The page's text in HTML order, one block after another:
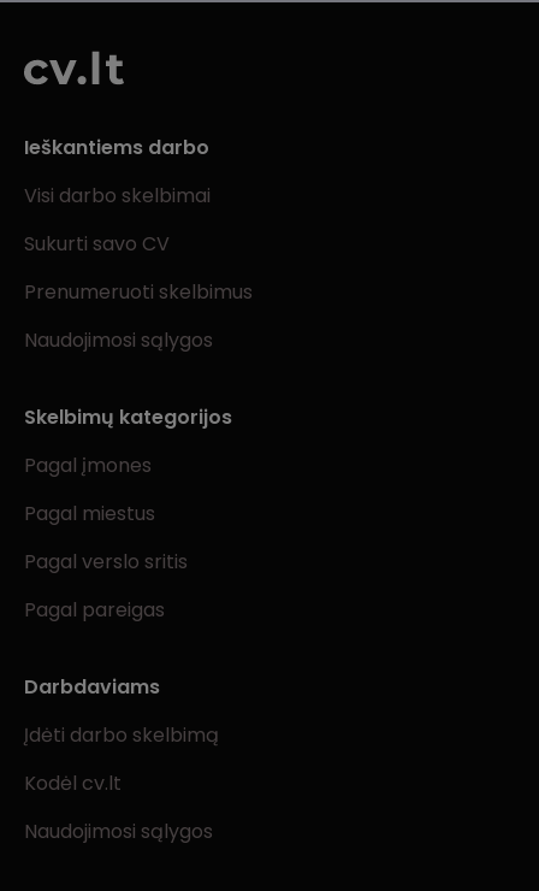
Ieškantiems darbo
Visi darbo skelbimai
Sukurti savo CV
Prenumeruoti skelbimus
Naudojimosi sąlygos
Skelbimų kategorijos
Pagal įmones
Pagal miestus
Pagal verslo sritis
Pagal pareigas
Darbdaviams
Įdėti darbo skelbimą
Kodėl cv.lt
Naudojimosi sąlygos